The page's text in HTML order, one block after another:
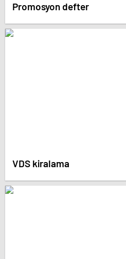
Promosyon defter
VDS kiralama